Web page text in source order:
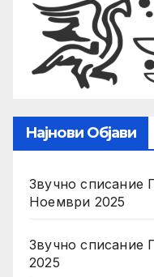
Најнови Објави
Звучно списание
Ноември 2025
Звучно списание
2025